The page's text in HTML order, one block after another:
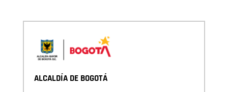
ALCALDÍA DE BOGOTÁ